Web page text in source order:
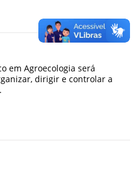
em Agroecologia será
dirigir e controlar a